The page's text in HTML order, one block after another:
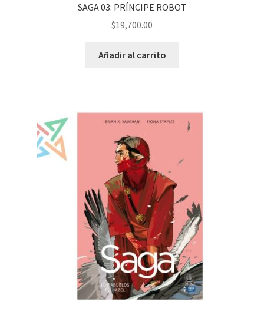
SAGA 03: PRÍNCIPE ROBOT
$19,700.00
Añadir al carrito